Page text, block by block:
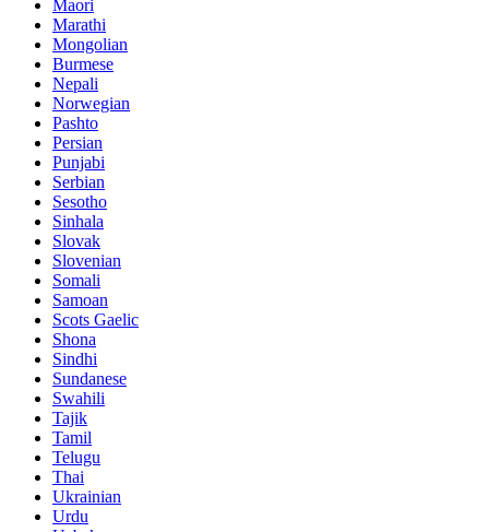
Maori
Marathi
Mongolian
Burmese
Nepali
Norwegian
Pashto
Persian
Punjabi
Serbian
Sesotho
Sinhala
Slovak
Slovenian
Somali
Samoan
Scots Gaelic
Shona
Sindhi
Sundanese
Swahili
Tajik
Tamil
Telugu
Thai
Ukrainian
Urdu